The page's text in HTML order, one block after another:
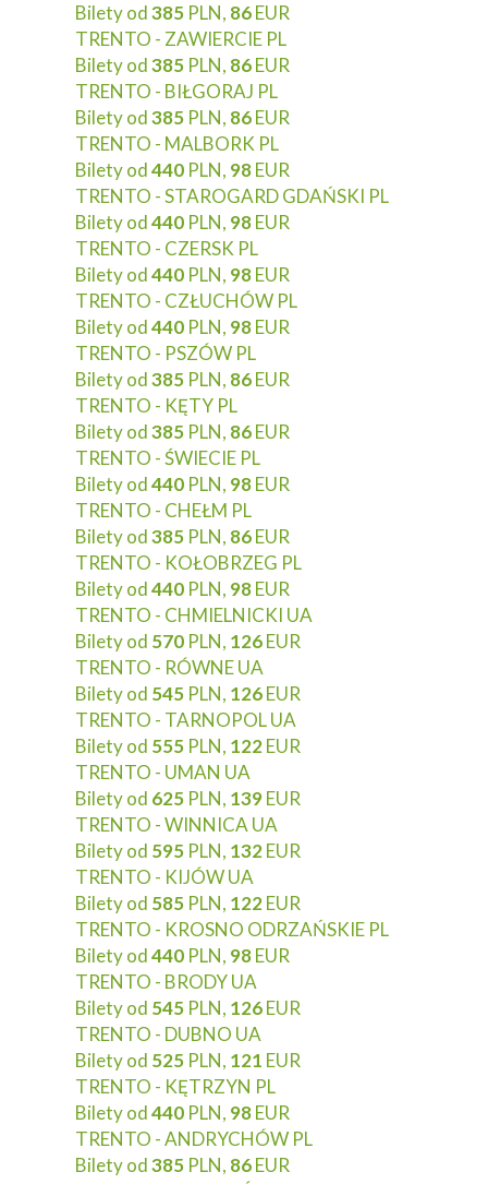
Bilety od385 PLN, 86EUR
TRENTO - ZAWIERCIE PL
Bilety od385 PLN, 86EUR
TRENTO - BIŁGORAJ PL
Bilety od385 PLN, 86EUR
TRENTO - MALBORK PL
Bilety od440 PLN, 98EUR
TRENTO - STAROGARD GDAŃSKI PL
Bilety od440 PLN, 98EUR
TRENTO - CZERSK PL
Bilety od440 PLN, 98EUR
TRENTO - CZŁUCHÓW PL
Bilety od440 PLN, 98EUR
TRENTO - PSZÓW PL
Bilety od385 PLN, 86EUR
TRENTO - KĘTY PL
Bilety od385 PLN, 86EUR
TRENTO - ŚWIECIE PL
Bilety od440 PLN, 98EUR
TRENTO - CHEŁM PL
Bilety od385 PLN, 86EUR
TRENTO - KOŁOBRZEG PL
Bilety od440 PLN, 98EUR
TRENTO - CHMIELNICKI UA
Bilety od 570 PLN, 126EUR
TRENTO - RÓWNE UA
Bilety od 545 PLN, 126EUR
TRENTO - TARNOPOL UA
Bilety od 555 PLN, 122EUR
TRENTO - UMAN UA
Bilety od 625 PLN, 139EUR
TRENTO - WINNICA UA
Bilety od 595 PLN, 132EUR
TRENTO - KIJÓW UA
Bilety od 585 PLN, 122EUR
TRENTO - KROSNO ODRZAŃSKIE PL
Bilety od440 PLN, 98EUR
TRENTO - BRODY UA
Bilety od 545 PLN, 126EUR
TRENTO - DUBNO UA
Bilety od 525 PLN, 121 EUR
TRENTO - KĘTRZYN PL
Bilety od440 PLN, 98EUR
TRENTO - ANDRYCHÓW PL
Bilety od385 PLN, 86EUR